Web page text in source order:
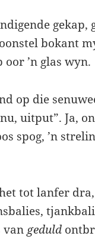
gekap,
bokant
’n glas wyn.
op die
uitput”. Ja,
spog, ’n
tot lanfer
van geduld